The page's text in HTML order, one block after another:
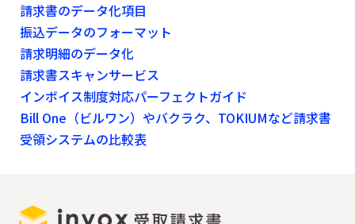
請求書のデータ化項目
振込データのフォーマット
請求明細のデータ化
請求書スキャンサービス
インボイス制度対応パーフェクトガイド
Bill One（ビルワン）やバクラク、TOKIUMなど請求書
受領システムの比較表